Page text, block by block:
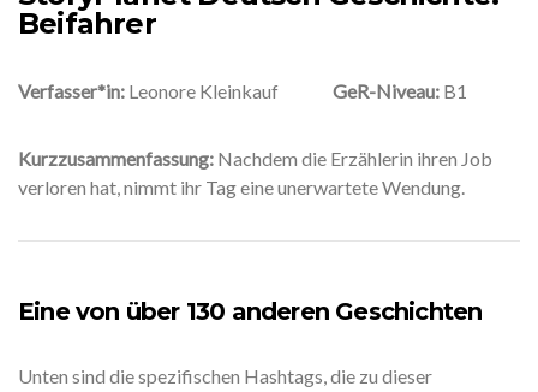
Beifahrer
Verfasser*in: Leonore Kleinkauf GeR-Niveau: B1
Kurzzusammenfassung: Nachdem die Erzählerin ihren Job
verloren hat, nimmt ihr Tag eine unerwartete Wendung.
Eine von über 130 anderen Geschichten
Unten sind die spezifischen Hashtags, die zu dieser